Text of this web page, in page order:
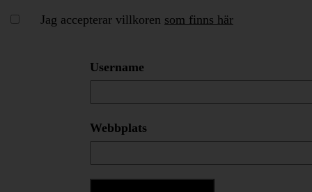
Jag accepterar villkoren som finns här
Username
Webbplats